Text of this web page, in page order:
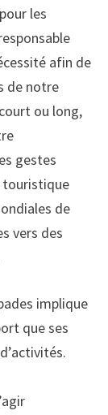
les
afin de
de notre
ou long,
gestes
touristique
de
vers des
implique
que ses